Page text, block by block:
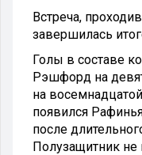
Встреча,
завершилась
Голы в составе
Рэшфорд на
на
появился
после
Полузащитник не